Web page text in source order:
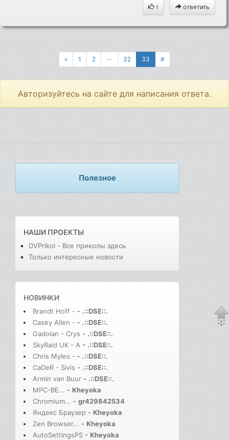
1 ответить
« 1 2 -- 32 33 #
Авторизуйтесь на сайте для написания ответа.
Полезное
НАШИ ПРОЕКТЫ
DVPrikol - Все приколы здесь
Только интересные новости
НОВИНКИ
Brandt Hoff - - .::DSE::.
Casey Allen - - .::DSE::.
Gadolan - Crys - .::DSE::.
SkyRaid UK - A - .::DSE::.
Chris Myles - - .::DSE::.
CaDeR - Sivis - .::DSE::.
Armin van Buur - .::DSE::.
MPC-BE... - Kheyoka
Chromium... - gr429842534
Яндекс Браузер - Kheyoka
Zen Browser... - Kheyoka
AutoSettingsPS - Kheyoka